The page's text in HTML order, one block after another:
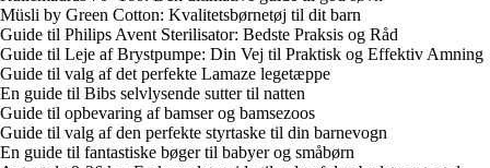
Müsli by Green Cotton: Kvalitetsbørnetøj til dit barn
Guide til Philips Avent Sterilisator: Bedste Praksis og Råd
Guide til Leje af Brystpumpe: Din Vej til Praktisk og Effektiv Amning
Guide til valg af det perfekte Lamaze legetæppe
En guide til Bibs selvlysende sutter til natten
Guide til opbevaring af bamser og bamsezoos
Guide til valg af den perfekte styrtaske til din barnevogn
En guide til fantastiske bøger til babyer og småbørn